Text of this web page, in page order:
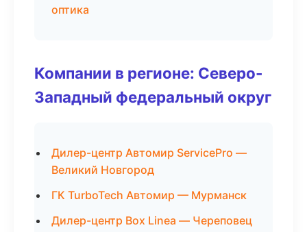
оптика
Компании в регионе: Северо-
Западный федеральный округ
Дилер-центр Автомир ServicePro —
Великий Новгород
ГК TurboTech Автомир — Мурманск
Дилер-центр Box Linea — Череповец